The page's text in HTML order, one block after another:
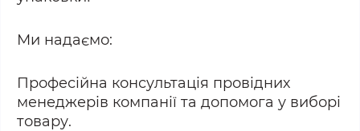
Ми надаємо:
Професійна консультація провідних
менеджерів компанії та допомога у виборі
товару.